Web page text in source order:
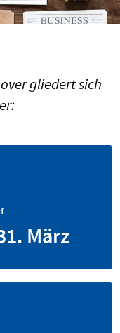
gliedert sich
März